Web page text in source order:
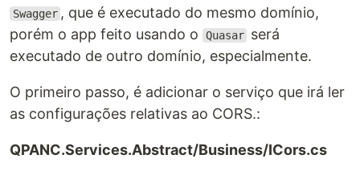
Swagger , que é executado do mesmo domínio,
porém o app feito usando o
Quasar será
executado de outro domínio, especialmente.
O primeiro passo, é adicionar o serviço que irá ler
as configurações relativas ao CORS.:
QPANC.Services.Abstract/Business/ICors.cs